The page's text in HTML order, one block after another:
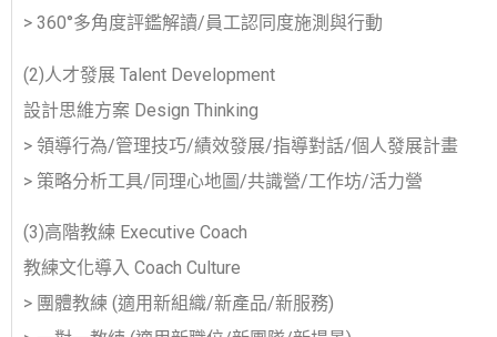
> 360°多角度評鑑解讀/員工認同度施測與行動
(2)人才發展 Talent Development
​設計思維方案 Design Thinking
> 領導行為/管理技巧/績效發展/指導對話/個人發展計畫
> 策略分析工具/同理心地圖/共識營/工作坊/活力營
(3)高階教練 Executive Coach
​教練文化導入 Coach Culture
> 團體教練 (適用新組織/新產品/新服務)